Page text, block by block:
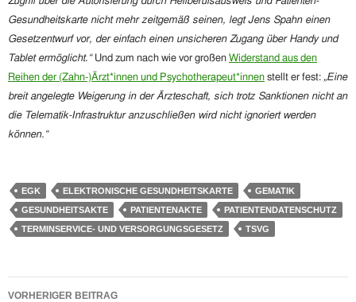
Gesundheitskarte nicht mehr zeitgemäß seinen, legt Jens Spahn einen
Gesetzentwurf vor, der einfach einen unsicheren Zugang über Handy und
Tablet ermöglicht.“ Und zum nach wie vor großen Widerstand aus den
Reihen der (Zahn-)Ärzt*innen und Psychotherapeut*innen stellt er fest: „Eine
breit angelegte Weigerung in der Ärzteschaft, sich trotz Sanktionen nicht an
die Telematik-Infrastruktur anzuschließen wird nicht ignoriert werden
können.“
EGK ELEKTRONISCHE GESUNDHEITSKARTE
GEMATIK
GESUNDHEITSAKTE
PATIENTENAKTE
PATIENTENDATENSCHUTZ
TERMINSERVICE- UND VERSORGUNGSGESETZ
TSVG
Beitragsnavigation
VORHERIGER BEITRAG